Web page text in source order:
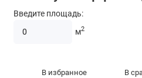
Введите площадь:
м2
В избранное В